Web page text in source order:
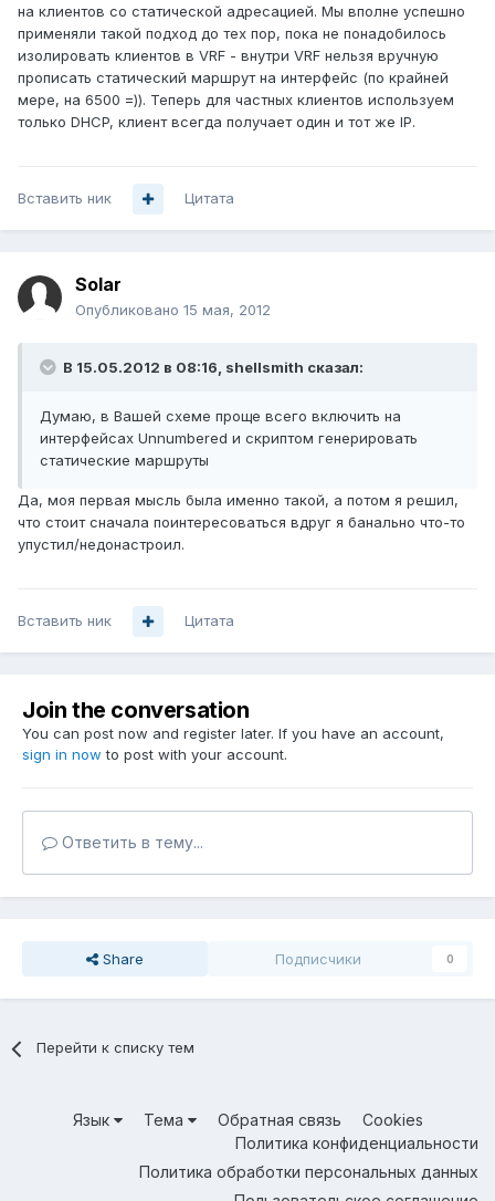
на клиентов со статической адресацией. Мы вполне успешно
применяли такой подход до тех пор, пока не понадобилось
изолировать клиентов в VRF - внутри VRF нельзя вручную
прописать статический маршрут на интерфейс (по крайней
мере, на 6500 =)). Теперь для частных клиентов используем
только DHCP, клиент всегда получает один и тот же IP.
Вставить ник Цитата
Solar
Опубликовано 15 мая, 2012
В 15.05.2012 в 08:16, shellsmith сказал:
Думаю, в Вашей схеме проще всего включить на
интерфейсах Unnumbered и скриптом генерировать
статические маршруты
Да, моя первая мысль была именно такой, а потом я решил,
что стоит сначала поинтересоваться вдруг я банально что-то
упустил/недонастроил.
Вставить ник Цитата
Join the conversation
You can post now and register later. If you have an account,
sign in now to post with your account.
Ответить в тему...
Share Подписчики 0
Перейти к списку тем
Язык Тема Обратная связь
Cookies
Политика конфиденциальности
Политика обработки персональных данных